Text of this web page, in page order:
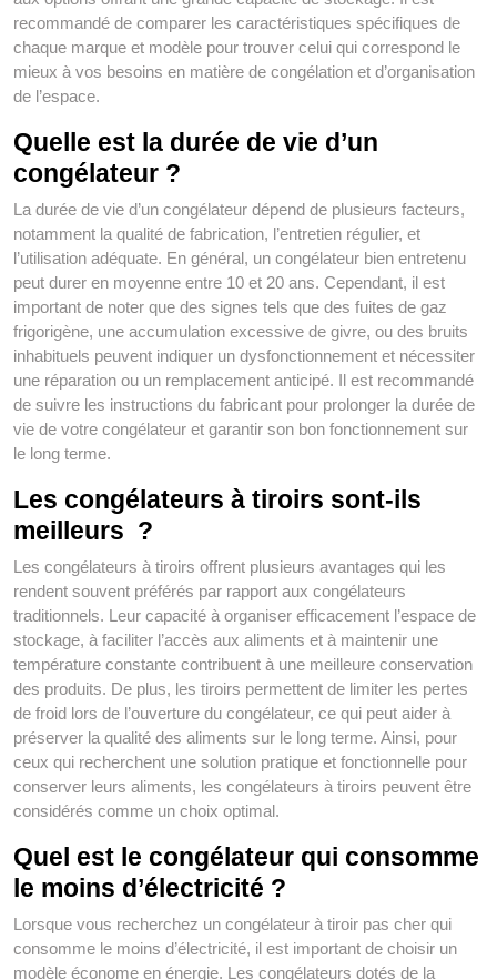
recommandé de comparer les caractéristiques spécifiques de
chaque marque et modèle pour trouver celui qui correspond le
mieux à vos besoins en matière de congélation et d’organisation
de l’espace.
Quelle est la durée de vie d’un
congélateur ?
La durée de vie d’un congélateur dépend de plusieurs facteurs,
notamment la qualité de fabrication, l’entretien régulier, et
l’utilisation adéquate. En général, un congélateur bien entretenu
peut durer en moyenne entre 10 et 20 ans. Cependant, il est
important de noter que des signes tels que des fuites de gaz
frigorigène, une accumulation excessive de givre, ou des bruits
inhabituels peuvent indiquer un dysfonctionnement et nécessiter
une réparation ou un remplacement anticipé. Il est recommandé
de suivre les instructions du fabricant pour prolonger la durée de
vie de votre congélateur et garantir son bon fonctionnement sur
le long terme.
Les congélateurs à tiroirs sont-ils
meilleurs ?
Les congélateurs à tiroirs offrent plusieurs avantages qui les
rendent souvent préférés par rapport aux congélateurs
traditionnels. Leur capacité à organiser efficacement l’espace de
stockage, à faciliter l’accès aux aliments et à maintenir une
température constante contribuent à une meilleure conservation
des produits. De plus, les tiroirs permettent de limiter les pertes
de froid lors de l’ouverture du congélateur, ce qui peut aider à
préserver la qualité des aliments sur le long terme. Ainsi, pour
ceux qui recherchent une solution pratique et fonctionnelle pour
conserver leurs aliments, les congélateurs à tiroirs peuvent être
considérés comme un choix optimal.
Quel est le congélateur qui consomme
le moins d’électricité ?
Lorsque vous recherchez un congélateur à tiroir pas cher qui
consomme le moins d’électricité, il est important de choisir un
modèle économe en énergie. Les congélateurs dotés de la